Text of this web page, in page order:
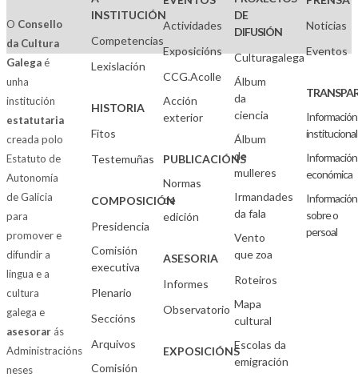
O Consello
da Cultura
Galegaé
unha
institución
estatutaria
creada polo
Estatuto de
Autonomía
de Galicia
para
promover e
difundir a
lingua e a
cultura
galega e
asesorarás
Administracións
neses
INSTITUCIÓN
Competencias
Lexislación
HISTORIA
Fitos
Testemuñas
COMPOSICIÓN
Presidencia
Comisión
executiva
Plenario
Seccións
Arquivos
Comisión
Actividades
Exposicións
CCG.Acolle
Acción
exterior
PUBLICACIÓNS
Normas
de
edición
ASESORIA
Informes
Observatorio
EXPOSICIÓNS
DE
DIFUSIÓN
Culturagalega
Álbum
da
ciencia
Álbum
de
mulleres
Irmandades
da fala
Vento
que zoa
Roteiros
Mapa
cultural
Escolas da
emigración
Noticias
Eventos
Información
institucional
Información
económica
Información
sobre o
persoal